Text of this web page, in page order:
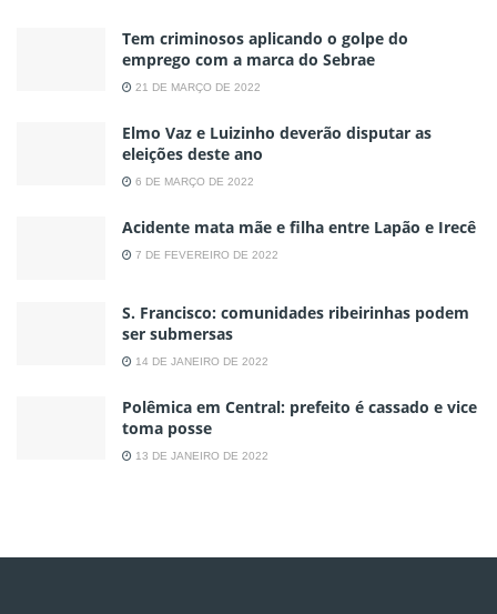
Tem criminosos aplicando o golpe do
emprego com a marca do Sebrae
21 DE MARÇO DE 2022
Elmo Vaz e Luizinho deverão disputar as
eleições deste ano
6 DE MARÇO DE 2022
Acidente mata mãe e filha entre Lapão e Irecê
7 DE FEVEREIRO DE 2022
S. Francisco: comunidades ribeirinhas podem
ser submersas
14 DE JANEIRO DE 2022
Polêmica em Central: prefeito é cassado e vice
toma posse
13 DE JANEIRO DE 2022